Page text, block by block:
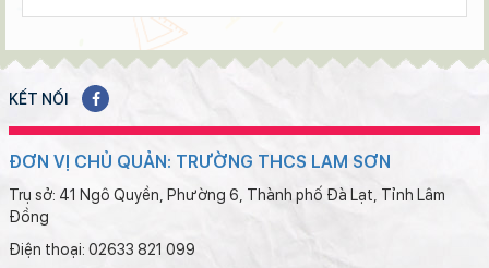
KẾT NỐI
ĐƠN VỊ CHỦ QUẢN: TRƯỜNG THCS LAM SƠN
Trụ sở: 41 Ngô Quyền, Phường 6, Thành phố Đà Lạt, Tỉnh Lâm
Đồng
Điện thoại: 02633 821 099